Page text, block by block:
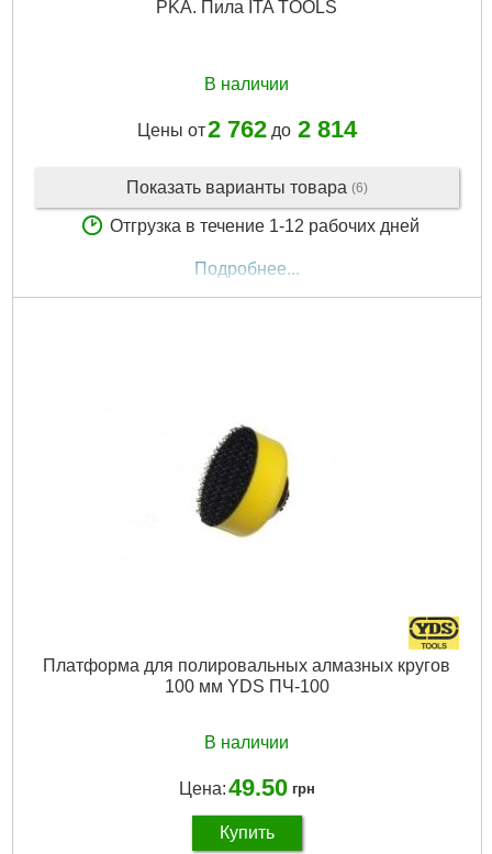
PKA. Пила ITA TOOLS
В наличии
Цены от2 762до 2 814
Показать варианты товара (6)
Отгрузка в течение 1-12 рабочих дней
Подробнее...
Платформа для полировальных алмазных кругов
100 мм YDS ПЧ-100
В наличии
Цена:49.50 грн
Купить